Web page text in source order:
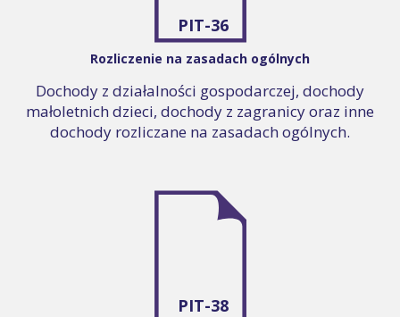
PIT-36
Rozliczenie na zasadach ogólnych
Dochody z działalności gospodarczej, dochody
małoletnich dzieci, dochody z zagranicy oraz inne
dochody rozliczane na zasadach ogólnych.
PIT-38